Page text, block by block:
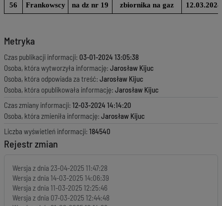
56
Frankowscy
na dz nr 19
zbiornika na gaz
12.03.2024
Metryka
Czas publikacji informacji: 03-01-2024 13:05:38
Osoba, która wytworzyła informację: Jarosław Kijuc
Osoba, która odpowiada za treść: Jarosław Kijuc
Osoba, która opublikowała informację: Jarosław Kijuc
Czas zmiany informacji: 12-03-2024 14:14:20
Osoba, która zmieniła informację: Jarosław Kijuc
Liczba wyświetleń informacji: 184540
Rejestr zmian
Wersja z dnia 23-04-2025 11:47:28
Wersja z dnia 14-03-2025 14:06:39
Wersja z dnia 11-03-2025 12:25:46
Wersja z dnia 07-03-2025 12:44:48